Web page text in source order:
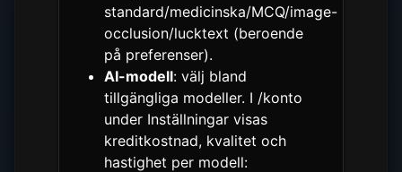
standard/medicinska/MCQ/image-
occlusion/lucktext (beroende
på preferenser).
AI-modell: välj bland
tillgängliga modeller. I /konto
under Inställningar visas
kreditkostnad, kvalitet och
hastighet per modell: